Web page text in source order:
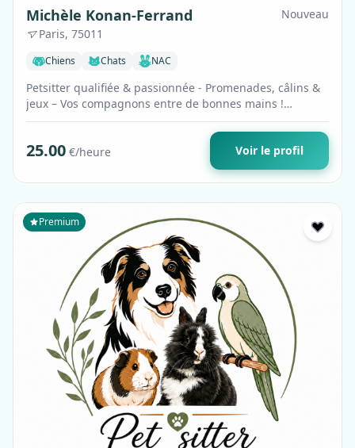
Michèle Konan-Ferrand
Paris, 75011
Nouveau
Chiens Chats NAC
Petsitter qualifiée & passionnée - Promenades, câlins &
jeux – Vos compagnons entre de bonnes mains !
Comportementaliste et éducatrice …
25.00 €/heure Voir le profil
Premium